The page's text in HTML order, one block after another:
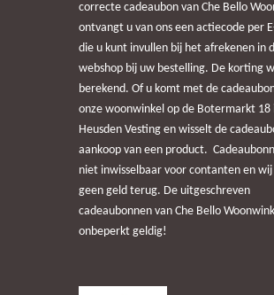
correcte cadeaubon van Che Bello
ontvangt u van ons een actiecode per
die u kunt invullen bij het afrekenen in
webshop bij uw bestelling. De korting
berekend. Of u komt met de
onze woonwinkel op de Botermarkt 18
Heusden Vesting en wisselt de
aankoop van een product.
niet inwisselbaar voor contanten en wij
geen geld terug. De uitgeschreven
cadeaubonnen van Che Bello
onbeperkt geldig!